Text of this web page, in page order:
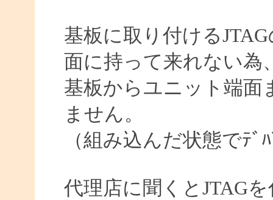
基板に取り付ける
面に持って来れない為
基板からユニット端面
ません。
（組み込んだ状態でﾃﾞ
代理店に聞くとJTAG